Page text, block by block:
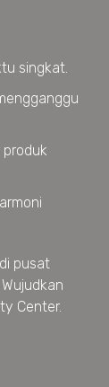
singkat.
produk
pusat
Center.